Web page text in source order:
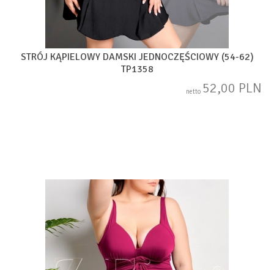
STRÓJ KĄPIELOWY DAMSKI JEDNOCZĘŚCIOWY (54-62)
TP1358
netto 52,00 PLN